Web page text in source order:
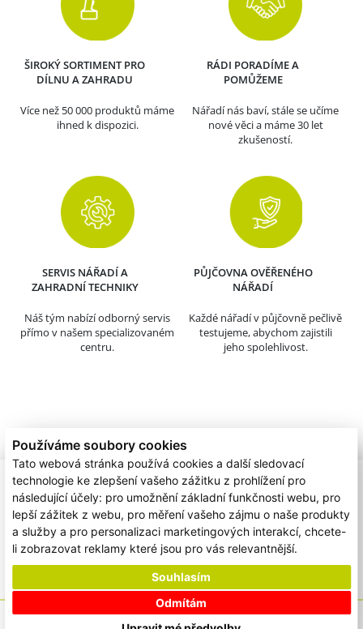
Používáme soubory cookies
Tato webová stránka používá cookies a další sledovací
technologie ke zlepšení vašeho zážitku z prohlížení pro
následující účely: pro umožnění základní funkčnosti webu, pro
lepší zážitek z webu, pro měření vašeho zájmu o naše produkty
a služby a pro personalizaci marketingových interakcí,chcete-
li zobrazovat reklamy které jsou pro vás relevantnější.
Souhlasím
Odmítám
ŠIROKÝ SORTIMENT PRO
DÍLNU A ZAHRADU
Více než 50 000 produktů máme
ihned k dispozici.
RÁDI PORADÍME A
POMŮŽEME
Nářadí nás baví, stále se učíme
nové věci a máme 30 let
zkušeností.
SERVIS NÁŘADÍ A
ZAHRADNÍ TECHNIKY
Náš tým nabízí odborný servis
přímo v našem specializovaném
centru.
PŮJČOVNA OVĚŘENÉHO
NÁŘADÍ
Každé nářadí v půjčovně pečlivě
testujeme, abychom zajistili
jeho spolehlivost.
Ochrana osobních údajů